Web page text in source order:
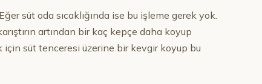
süt oda sıcaklığında ise bu işleme gerek yok.
artından bir kaç kepçe daha koyup
için süt tenceresi üzerine bir kevgir koyup bu